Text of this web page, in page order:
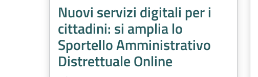
Nuovi servizi digitali per i
cittadini: si amplia lo
Sportello Amministrativo
Distrettuale Online